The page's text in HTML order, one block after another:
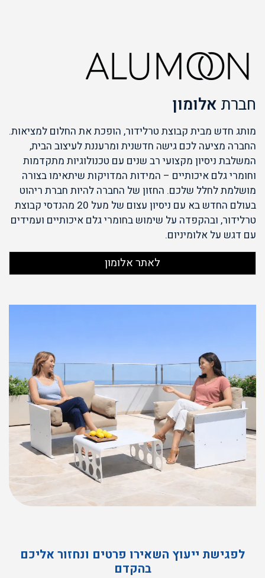
חברת אלומון
מותג חדש מבית קבוצת טרלידור, הופכת את החלום למציאות.
החברה מציעה לכם גישה חדשנית ומרעננת לעיצוב הבית,
המשלבת ניסיון מקצועי רב שנים עם טכנולוגיות מתקדמות
וחומרי גלם איכותיים – המידות המדויקות שיתאימו בצורה
מושלמת לחלל שלכם. החזון של החברה להיות חברת ריהוט
בעולם החדש בא עם ניסיון עצום של מעל 20 מהנדסי קבוצת
טרלידור, ובהקפדה על שימוש בחומרי גלם איכותיים ועמידים
עם דגש על אלומיניום.
לאתר אלומון
לפגישת ייעוץ השאירו פרטים ונחזור אליכם
בהקדם